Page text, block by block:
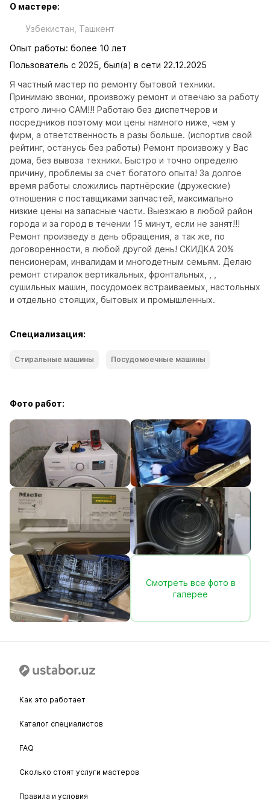
О мастере:
Узбекистан, Ташкент
Опыт работы: более 10 лет
Пользователь с 2025, был(а) в сети 22.12.2025
Я частный мастер по ремонту бытовой техники.
Принимаю звонки, произвожу ремонт и отвечаю за работу
строго лично САМ!!! Работаю без диспетчеров и
посредников поэтому мои цены намного ниже, чем у
фирм, а ответственность в разы больше. (испортив свой
рейтинг, останусь без работы) Ремонт произвожу у Вас
дома, без вывоза техники. Быстро и точно определю
причину, проблемы за счет богатого опыта! За долгое
время работы сложились партнёрские (дружеские)
отношения с поставщиками запчастей, максимально
низкие цены на запасные части. Выезжаю в любой район
города и за город в течении 15 минут, если не занят!!!
Ремонт произведу в день обращения, а так же, по
договоренности, в любой другой день! СКИДКА 20%
пенсионерам, инвалидам и многодетным семьям. Делаю
ремонт стиралок вертикальных, фронтальных, , ,
сушильных машин, посудомоек встраиваемых, настольных
и отдельно стоящих, бытовых и промышленных.
Специализация:
Стиральные машины Посудомоечные машины
Фото работ:
Смотреть все фото в
галерее
Как это работает
Каталог специалистов
FAQ
Сколько стоят услуги мастеров
Правила и условия